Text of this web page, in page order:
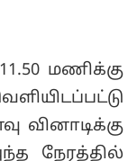
மணிக்கு
வினாடிக்கு
நேரத்தில்